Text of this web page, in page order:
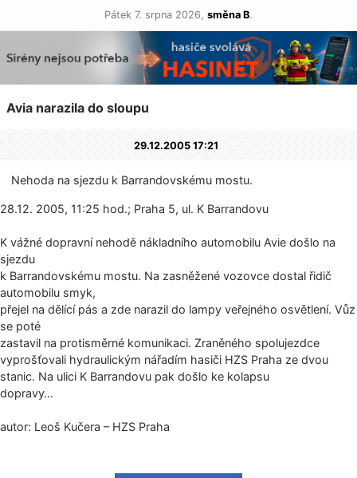
Pátek 7. srpna 2026, směna B.
Avia narazila do sloupu
29.12.2005 17:21
Nehoda na sjezdu k Barrandovskému mostu.
28.12. 2005, 11:25 hod.; Praha 5, ul. K Barrandovu
K vážné dopravní nehodě nákladního automobilu Avie došlo na
sjezdu
k Barrandovskému mostu. Na zasněžené vozovce dostal řidič
automobilu smyk,
přejel na dělící pás a zde narazil do lampy veřejného osvětlení. Vůz
se poté
zastavil na protisměrné komunikaci. Zraněného spolujezdce
vyprošťovali hydraulickým nářadím hasiči HZS Praha ze dvou
stanic. Na ulici K Barrandovu pak došlo ke kolapsu
dopravy…
autor: Leoš Kučera – HZS Praha